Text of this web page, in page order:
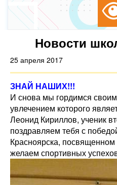
Новости
25 апреля 2017
ЗНАЙ НАШИХ!!!
И снова мы гордимся
увлечением которого
Леонид Кириллов, ученик
поздравляем тебя с
Красноярска,
желаем спортивных